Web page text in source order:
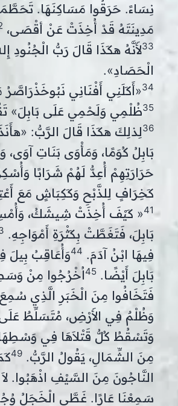
نِسَاءً. حَرَقُوا مَسَاكِنَهَا.
مَدِينَتَهُ قَدْ أُخِذَتْ عَنْ أقْصَى،
33لأَنَّهُ هكَذَا قَالَ رَبُّ الْجُنُودِ
الْحَصَادِ».
34«أَكَلَنِي أَفْنَانِي
35ظُلْمِي وَلَحْمِي عَلَى بَابِلَ»
36لِذلِكَ هكَذَا قَالَ الرَّبُّ:
بَابِلُ كُوَمًا، وَمَأْوَى بَنَاتِ
حَرَارَتِهِمْ أُعِدُّ لَهُمْ شَرَابًا
كَخِرَافٍ لِلذَّبْحِ وَكَكِبَاشٍ مَعَ
41« كَيْفَ أُخِذَتْ شِيشَكُ،
بَابِلَ، فَتَغَطَّتْ بِكَثْرَةِ أَمْوَاجِهِ.
فِيهَا ابْنُ آدَمَ. 44وَأُعَاقِبُ بِيلَ
بَابِلَ أَيْضًا.45اُخْرُجُوا مِنْ
فَتَخَافُوا مِنَ الْخَبَرِ الَّذِي
وَظُلْمٌ فِي الأَرْضِ، مُتَسَلِّطٌ
وَتَسْقُطُ كُلُّ قَتْلاَهَا فِي
مِنَ الشِّمَالِ، يَقُولُ الرَّبُّ.49
النَّاجُونَ مِنَ السَّيْفِ اذْهَبُوا.
سَمِعْنَا عَارًا. غَطَّى الْخَجَلُ